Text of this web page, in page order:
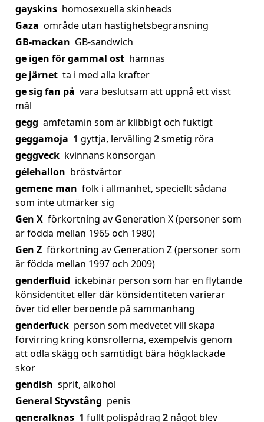
gayskins homosexuella skinheads
Gaza område utan hastighetsbegränsning
GB-mackan GB-sandwich
ge igen för gammal ost hämnas
ge järnet ta i med alla krafter
ge sig fan på vara beslutsam att uppnå ett visst
mål
gegg amfetamin som är klibbigt och fuktigt
geggamoja 1 gyttja, lervälling 2smetig röra
geggveck kvinnans könsorgan
gélehallon bröstvårtor
gemene man folk i allmänhet, speciellt sådana
som inte utmärker sig
Gen X förkortning av Generation X (personer som
är födda mellan 1965 och 1980)
Gen Z förkortning av Generation Z (personer som
är födda mellan 1997 och 2009)
genderfluid ickebinär person som har en flytande
könsidentitet eller där könsidentiteten varierar
över tid eller beroende på sammanhang
genderfuck person som medvetet vill skapa
förvirring kring könsrollerna, exempelvis genom
att odla skägg och samtidigt bära högklackade
skor
gendish sprit, alkohol
General Styvstång penis
generalknas 1 fullt polispådrag 2 något blev